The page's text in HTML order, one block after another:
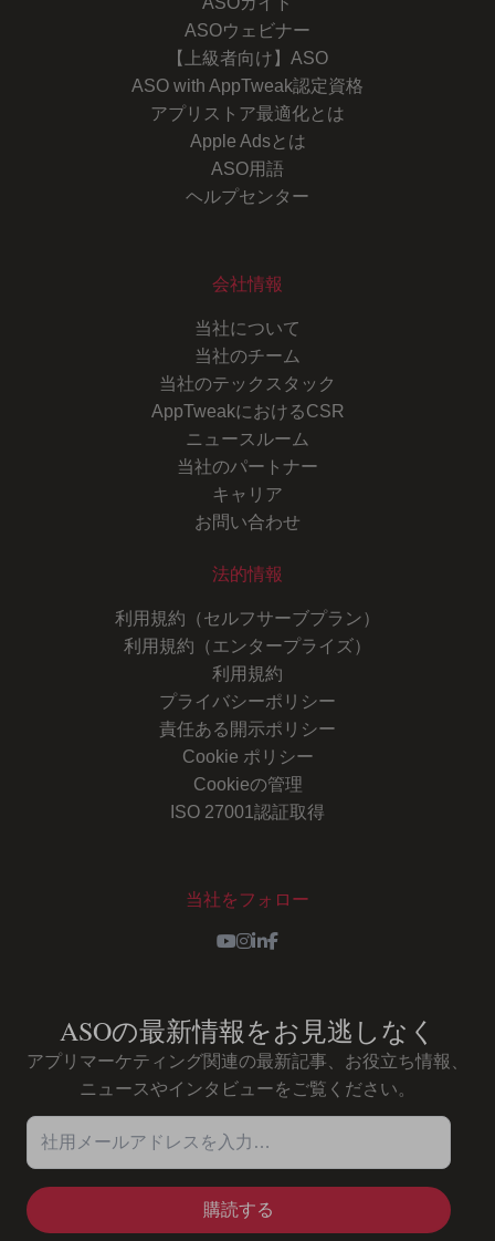
ASOウェビナー
【上級者向け】ASO
ASO with AppTweak認定資格
アプリストア最適化とは
Apple Adsとは
ASO用語
ヘルプセンター
会社情報
当社について
当社のチーム
当社のテックスタック
AppTweakにおけるCSR
ニュースルーム
当社のパートナー
キャリア
お問い合わせ
法的情報
利用規約（セルフサーブプラン）
利用規約（エンタープライズ）
利用規約
プライバシーポリシー
責任ある開示ポリシー
Cookie ポリシー
Cookieの管理
ISO 27001認証取得
当社をフォロー
Youtube
Instagram
LinkedIn
Facebook
ASOの最新情報をお見逃しなく
アプリマーケティング関連の最新記事、お役立ち情報、
ニュースやインタビューをご覧ください。
社用メールアドレスを入力…